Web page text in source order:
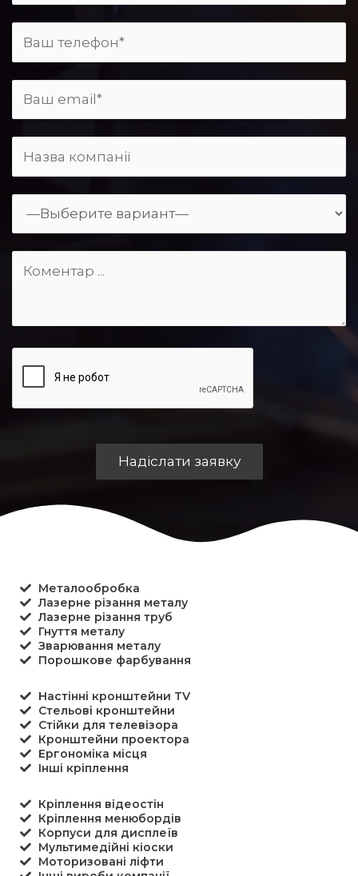
Металообробка
Лазерне різання металу
Лазерне різання труб
Гнуття металу
Зварювання металу
Порошкове фарбування
Настінні кронштейни TV
Стельові кронштейни
Стійки для телевізора
Кронштейни проектора
Ергономіка місця
Інші кріплення
Кріплення відеостін
Кріплення менюбордів
Корпуси для дисплеїв
Мультимедійні кіоски
Моторизовані ліфти